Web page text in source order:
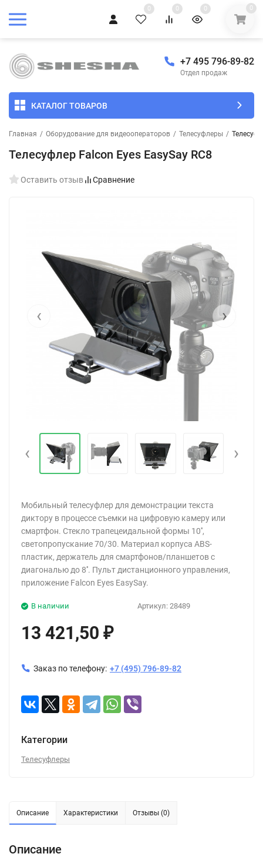
0 0 0 0
+7 495 796-89-82
Отдел продаж
КАТАЛОГ ТОВАРОВ
Главная / Оборудование для видеооператоров / Телесуфлеры /
Телесуфлер Falcon Eyes EasySay RC8
Оставить отзыв Сравнение
‹ ›
‹ ›
Мобильный телесуфлер для демонстрации текста
диктору в процессе съемки на цифровую камеру или
смартфон. Стекло трапецеидальной формы 10'',
светопропускание 70/30. Материал корпуса ABS-
пластик, держатель для смартфонов/планшетов с
диагональю до 8''. Пульт дистанционного управления,
приложение Falcon Eyes EasySay.
Артикул: 28489
В наличии
13 421,50 ₽
Заказ по телефону: +7 (495) 796-89-82
Категории
Телесуфлеры
Описание Характеристики Отзывы (0)
Описание